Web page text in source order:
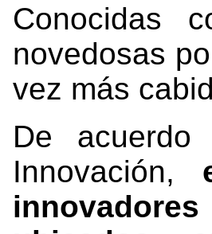
Conocidas
novedosas
vez más
De
Innovación,